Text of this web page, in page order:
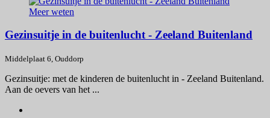
Meer weten
Gezinsuitje in de buitenlucht - Zeeland Buitenland
Middelplaat 6, Ouddorp
Gezinsuitje: met de kinderen de buitenlucht in - Zeeland Buitenland.
Aan de oevers van het ...